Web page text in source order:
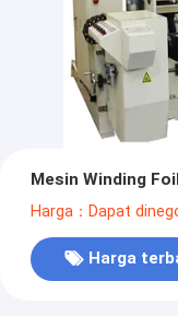
Mesin Winding
Harga：Dapat
Harga